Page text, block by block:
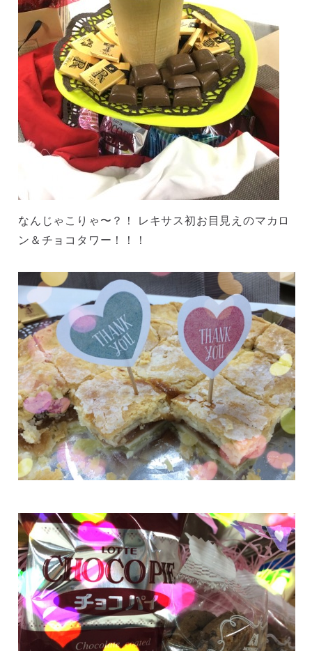
なんじゃこりゃ〜？！ レキサス初お目見えのマカロ
ン＆チョコタワー！！！